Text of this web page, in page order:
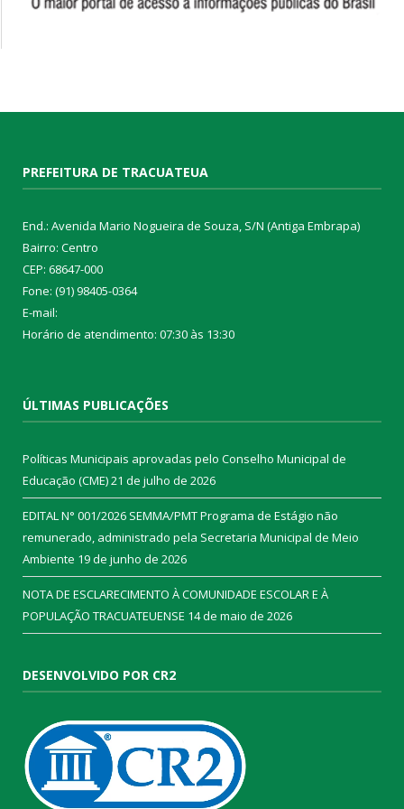
PREFEITURA DE TRACUATEUA
End.: Avenida Mario Nogueira de Souza, S/N (Antiga Embrapa)
Bairro: Centro
CEP: 68647-000
Fone: (91) 98405-0364
E-mail:
Horário de atendimento: 07:30 às 13:30
ÚLTIMAS PUBLICAÇÕES
Políticas Municipais aprovadas pelo Conselho Municipal de
Educação (CME)21 de julho de 2026
EDITAL N° 001/2026 SEMMA/PMT Programa de Estágio não
remunerado, administrado pela Secretaria Municipal de Meio
Ambiente 19 de junho de 2026
NOTA DE ESCLARECIMENTO À COMUNIDADE ESCOLAR E À
POPULAÇÃO TRACUATEUENSE 14 de maio de 2026
DESENVOLVIDO POR CR2